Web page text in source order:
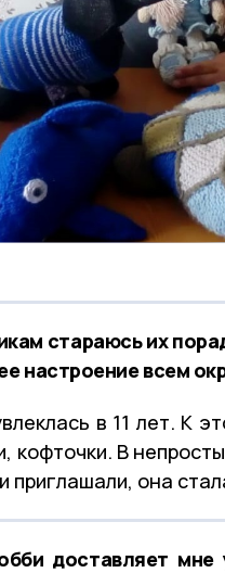
стараюсь их
настроение всем
в 11 лет. К
кофточки. В
приглашали, она
доставляет мне